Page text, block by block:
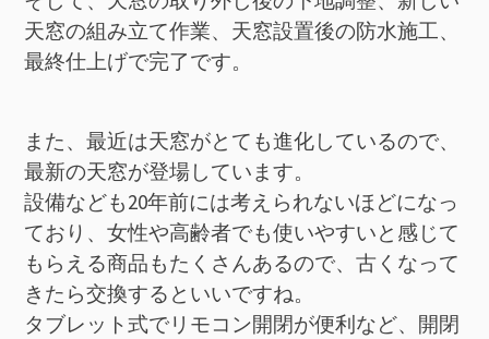
天窓の組み立て作業、天窓設置後の防水施工、
最終仕上げで完了です。
また、最近は天窓がとても進化しているので、
最新の天窓が登場しています。
設備なども20年前には考えられないほどになっ
ており、女性や高齢者でも使いやすいと感じて
もらえる商品もたくさんあるので、古くなって
きたら交換するといいですね。
タブレット式でリモコン開閉が便利など、開閉